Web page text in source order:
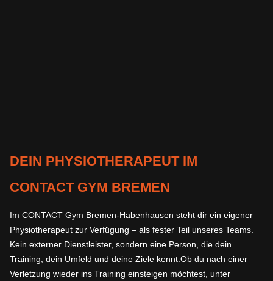
DEIN PHYSIOTHERAPEUT IM
CONTACT GYM BREMEN
Im CONTACT Gym Bremen-Habenhausen steht dir ein eigener
Physiotherapeut zur Verfügung – als fester Teil unseres Teams.
Kein externer Dienstleister, sondern eine Person, die dein
Training, dein Umfeld und deine Ziele kennt.Ob du nach einer
Verletzung wieder ins Training einsteigen möchtest, unter